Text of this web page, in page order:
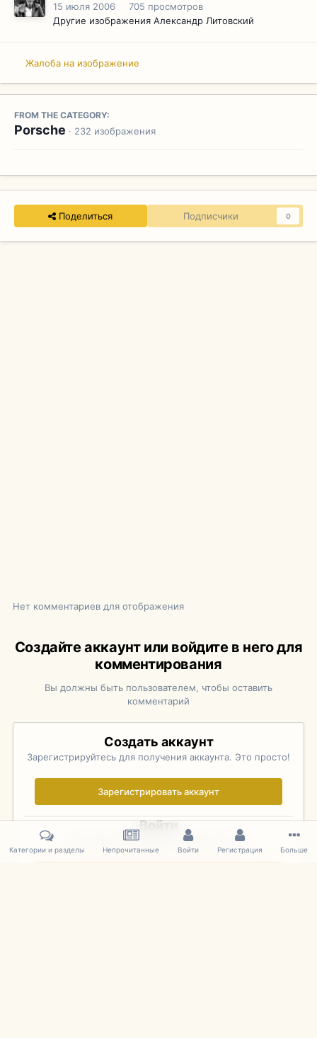
15 июля 2006
705 просмотров
Другие изображения Александр Литовский
Жалоба на изображение
FROM THE CATEGORY:
Porsche · 232 изображения
Поделиться Подписчики 0
Нет комментариев для отображения
Создайте аккаунт или войдите в него для
комментирования
Вы должны быть пользователем, чтобы оставить
комментарий
Создать аккаунт
Зарегистрируйтесь для получения аккаунта. Это просто!
Зарегистрировать аккаунт
Войти
Уже зарегистрированы? Войдите здесь.
Категории и разделы Непрочитанные Войти Регистрация Больше